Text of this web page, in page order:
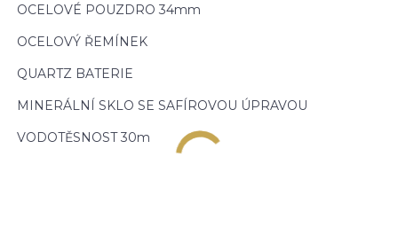
OCELOVÉ POUZDRO 34mm
OCELOVÝ ŘEMÍNEK
QUARTZ BATERIE
MINERÁLNÍ SKLO SE SAFÍROVOU ÚPRAVOU
VODOTĚSNOST 30m